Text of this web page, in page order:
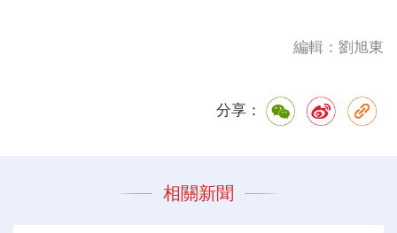
編輯：劉旭東
分享：
相關新聞